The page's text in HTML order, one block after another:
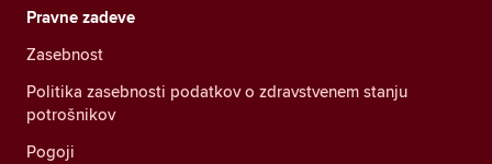
Pravne zadeve
Zasebnost
Politika zasebnosti podatkov o zdravstvenem stanju
potrošnikov
Pogoji